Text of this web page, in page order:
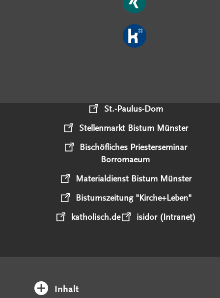
St.-Paulus-Dom
Stellenmarkt Bistum Münster
Bischöfliches Priesterseminar
Borromaeum
Materialdienst Bistum Münster
Bistumszeitung "Kirche+Leben"
katholisch.de
isidor (Intranet)
Inhalt